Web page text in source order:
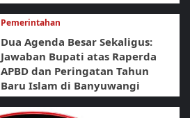
Pemerintahan
Dua Agenda Besar Sekaligus:
Jawaban Bupati atas Raperda
APBD dan Peringatan Tahun
Baru Islam di Banyuwangi